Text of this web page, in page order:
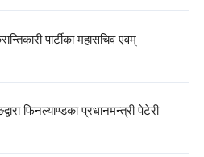
पार्टीका महासचिव एवम्
फिनल्याण्डका प्रधानमन्त्री पेटेरी